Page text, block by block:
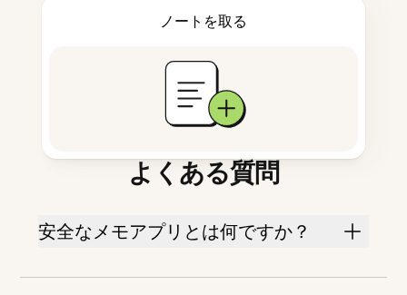
ノートを取る
よくある質問
安全なメモアプリとは何ですか？